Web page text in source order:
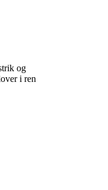
og
i ren